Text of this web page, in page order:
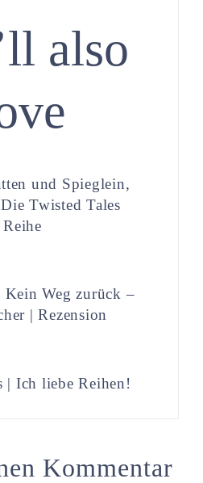
also
und Spieglein,
Twisted Tales
Reihe
Weg zurück –
| Rezension
| Ich liebe Reihen!
Kommentar